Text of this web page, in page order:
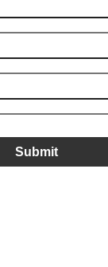
Submit